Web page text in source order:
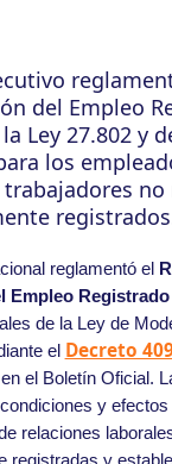
del Empleo
Ley 27.802 y
los
reglamentó el
Empleo Registrado
de la Ley de
el Decreto
el Boletín Oficial.
y efectos
relaciones
registradas y